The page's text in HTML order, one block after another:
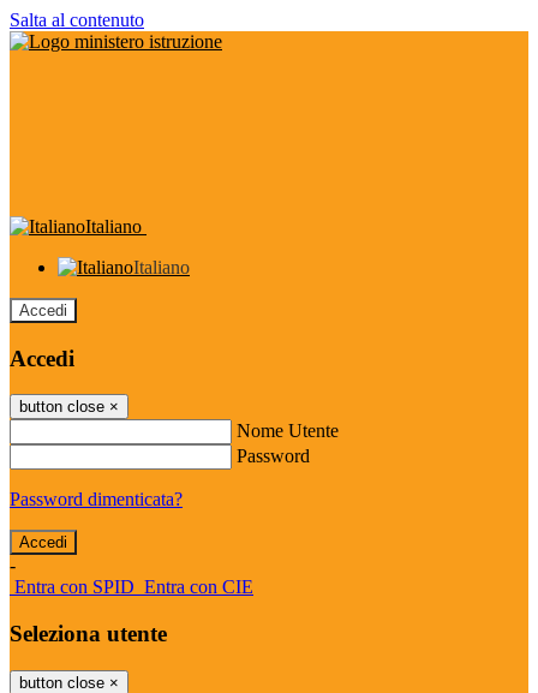
Salta al contenuto
Italiano
Italiano
Accedi
Accedi
button close ×
Nome Utente
Password
Password dimenticata?
-
Entra con SPID Entra con CIE
Seleziona utente
button close ×